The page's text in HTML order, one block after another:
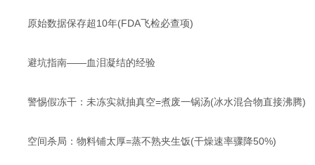
原始数据保存超10年(FDA飞检必查项)
​​避坑指南——血泪凝结的经验​​
​​警惕假冻干​​：未冻实就抽真空=煮废一锅汤(冰水混合物直接沸腾)
​​空间杀局​​：物料铺太厚=蒸不熟夹生饭(干燥速率骤降50%)